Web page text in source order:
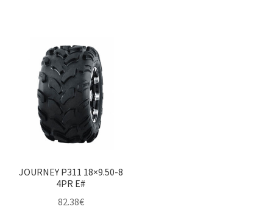
JOURNEY P311 18×9.50-8
4PR E#
82.38€